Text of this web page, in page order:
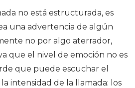
no está estructurada, es
una advertencia de algún
no por algo aterrador,
que el nivel de emoción no es
que puede escuchar el
intensidad de la llamada: los